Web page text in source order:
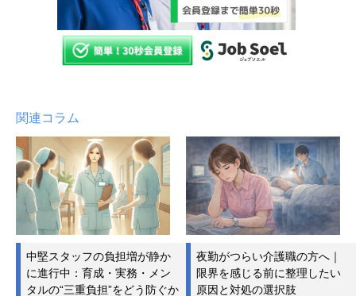
関連コラム
中堅スタッフの負担増が静か
に進行中：育成・実務・メン
タルの“三重負担”をどう防ぐか
夜勤がつらい介護職の方へ｜
限界を感じる前に整理したい
原因と対処の選択肢